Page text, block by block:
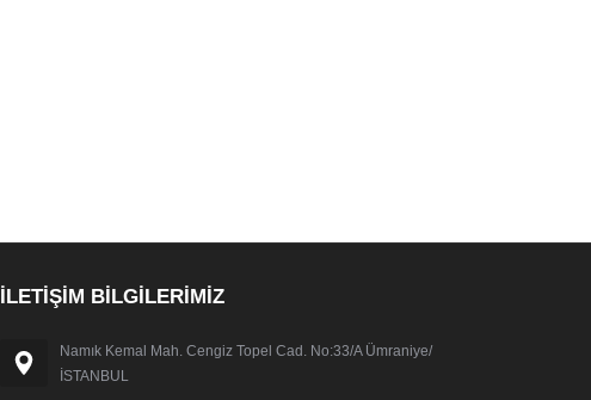
İLETİŞİM BİLGİLERİMİZ
Namık Kemal Mah. Cengiz Topel Cad. No:33/A Ümraniye/
İSTANBUL